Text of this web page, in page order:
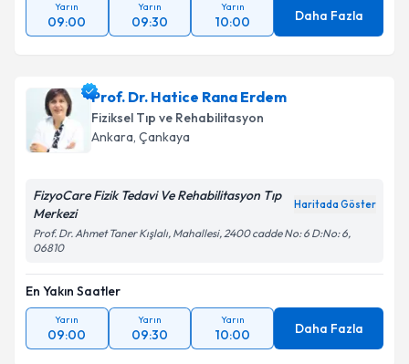
Yarın
09:00
Yarın
09:30
Yarın
10:00 Daha Fazla
Prof. Dr. Hatice Rana Erdem
Fiziksel Tıp ve Rehabilitasyon
Ankara, Çankaya
FizyoCare Fizik Tedavi Ve Rehabilitasyon Tıp
Merkezi
Haritada Göster
Prof. Dr. Ahmet Taner Kışlalı, Mahallesi, 2400 cadde No: 6 D:No: 6,
06810
En Yakın Saatler
Yarın
09:00
Yarın
09:30
Yarın
10:00 Daha Fazla